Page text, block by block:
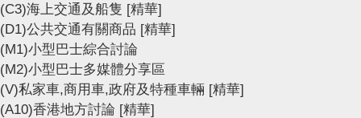
(C3)海上交通及船隻 [精華]
(D1)公共交通有關商品 [精華]
(M1)小型巴士綜合討論
(M2)小型巴士多媒體分享區
(V)私家車,商用車,政府及特種車輛 [精華]
(A10)香港地方討論 [精華]